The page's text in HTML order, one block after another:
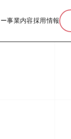
事業内容採用情報